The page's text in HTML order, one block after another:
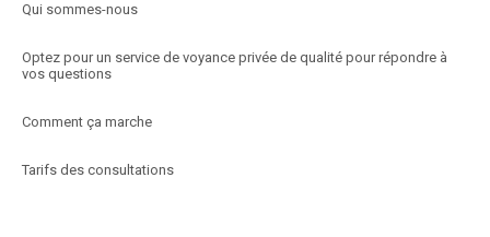
Qui sommes-nous
Optez pour un service de voyance privée de qualité pour répondre à
vos questions
Comment ça marche
Tarifs des consultations